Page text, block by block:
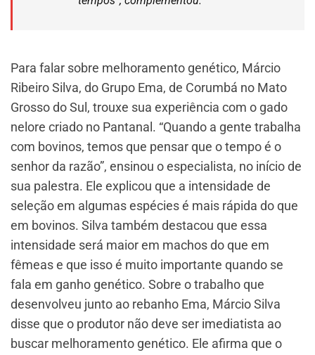
Para falar sobre melhoramento genético, Márcio
Ribeiro Silva, do Grupo Ema, de Corumbá no Mato
Grosso do Sul, trouxe sua experiência com o gado
nelore criado no Pantanal. “Quando a gente trabalha
com bovinos, temos que pensar que o tempo é o
senhor da razão”, ensinou o especialista, no início de
sua palestra. Ele explicou que a intensidade de
seleção em algumas espécies é mais rápida do que
em bovinos. Silva também destacou que essa
intensidade será maior em machos do que em
fêmeas e que isso é muito importante quando se
fala em ganho genético. Sobre o trabalho que
desenvolveu junto ao rebanho Ema, Márcio Silva
disse que o produtor não deve ser imediatista ao
buscar melhoramento genético. Ele afirma que o